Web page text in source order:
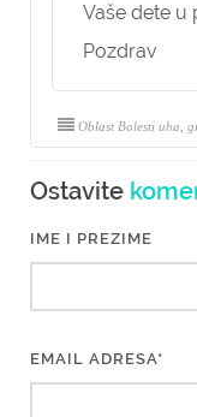
Vaše dete u
Pozdrav
Oblast Bolesti uha,
Ostavite
IME I PREZIME
EMAIL ADRESA*